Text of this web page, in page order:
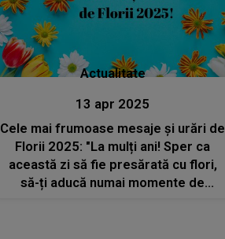
Actualitate
13 apr 2025
Cele mai frumoase mesaje și urări de
Florii 2025: "La mulți ani! Sper ca
această zi să fie presărată cu flori,
să-ți aducă numai momente de